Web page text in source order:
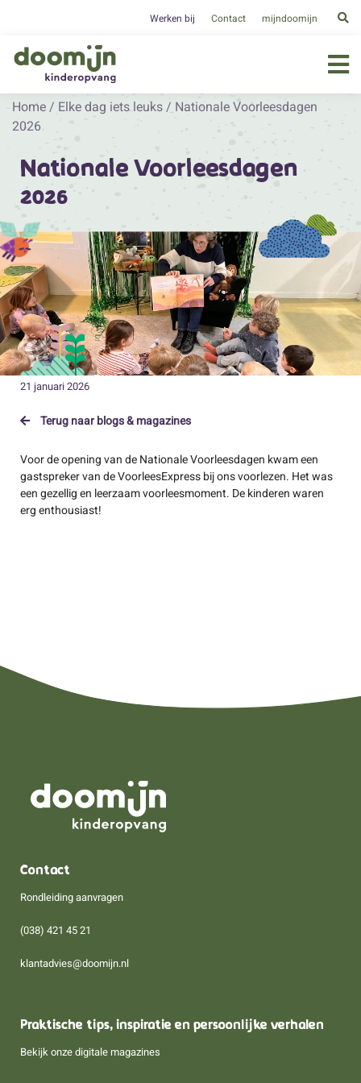
Werken bij Contact mijndoomijn
Home / Elke dag iets leuks / Nationale Voorleesdagen
2026
Nationale Voorleesdagen
2026
21 januari 2026
Terug naar blogs & magazines
Voor de opening van de Nationale Voorleesdagen kwam een
gastspreker van de VoorleesExpress bij ons voorlezen. Het was
een gezellig en leerzaam voorleesmoment. De kinderen waren
erg enthousiast!
Contact
Rondleiding aanvragen
(038) 421 45 21
klantadvies@doomijn.nl
Praktische tips, inspiratie en persoonlijke verhalen
Bekijk onze digitale magazines